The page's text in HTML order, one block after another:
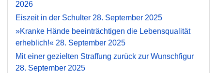
2026
Eiszeit in der Schulter 28. September 2025
»Kranke Hände beeinträchtigen die Lebensqualität
erheblich!« 28. September 2025
Mit einer gezielten Straffung zurück zur Wunschfigur
28. September 2025